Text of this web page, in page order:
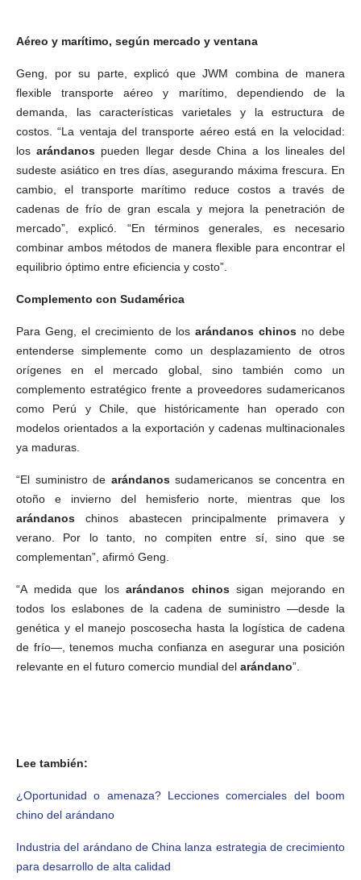
Aéreo y marítimo, según mercado y ventana
Geng, por su parte, explicó que JWM combina de manera
flexible transporte aéreo y marítimo, dependiendo de la
demanda, las características varietales y la estructura de
costos. “La ventaja del transporte aéreo está en la velocidad:
losarándanos pueden llegar desde China a los lineales del
sudeste asiático en tres días, asegurando máxima frescura. En
cambio, el transporte marítimo reduce costos a través de
cadenas de frío de gran escala y mejora la penetración de
mercado”, explicó. “En términos generales, es necesario
combinar ambos métodos de manera flexible para encontrar el
equilibrio óptimo entre eficiencia y costo”.
Complemento con Sudamérica
Para Geng, el crecimiento de losarándanos chinos no debe
entenderse simplemente como un desplazamiento de otros
orígenes en el mercado global, sino también como un
complemento estratégico frente a proveedores sudamericanos
como Perú y Chile, que históricamente han operado con
modelos orientados a la exportación y cadenas multinacionales
ya maduras.
“El suministro de arándanossudamericanos se concentra en
otoño e invierno del hemisferio norte, mientras que los
arándanos chinos abastecen principalmente primavera y
verano. Por lo tanto, no compiten entre sí, sino que se
complementan”, afirmó Geng.
“A medida que losarándanos chinossigan mejorando en
todos los eslabones de la cadena de suministro —desde la
genética y el manejo poscosecha hasta la logística de cadena
de frío—, tenemos mucha confianza en asegurar una posición
relevante en el futuro comercio mundial del arándano”.
Lee también:
¿Oportunidad o amenaza? Lecciones comerciales del boom
chino del arándano
Industria del arándano de China lanza estrategia de crecimiento
para desarrollo de alta calidad